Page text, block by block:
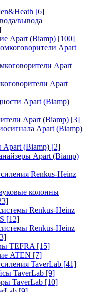
[6]
вывода
Apart (Biamp) [100]
Apart
Apart
Apart
Apart (Biamp)
Apart (Biamp) [3]
Apart (Biamp)
Apart (Biamp) [2]
Apart (Biamp)
Renkus-Heinz
колонны
Renkus-Heinz
[12]
Renkus-Heinz
TEFRA [15]
ATEN [7]
TaverLab [41]
TaverLab [9]
TaverLab [10]